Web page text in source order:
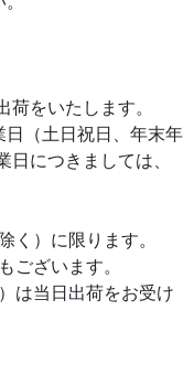
をいたします。
（土日祝日、年末年
につきましては、
く）に限ります。
ございます。
は当日出荷をお受け